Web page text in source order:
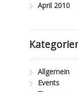
April 2010
Allgemein
Events